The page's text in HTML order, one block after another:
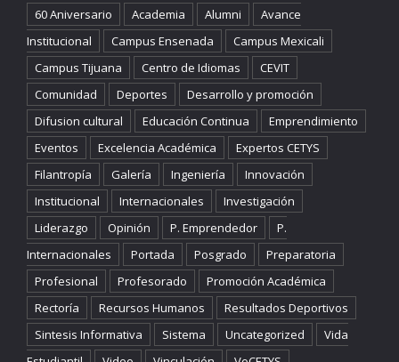
60 Aniversario Academia Alumni
Avance
Institucional
Campus Ensenada
Campus Mexicali
Campus Tijuana
Centro de Idiomas
CEVIT
Comunidad
Deportes
Desarrollo y promoción
Difusion cultural
Educación Continua
Emprendimiento
Eventos
Excelencia Académica
Expertos CETYS
Filantropía
Galería Ingeniería
Innovación
Institucional
Internacionales
Investigación
Liderazgo
Opinión P. Emprendedor
P.
Internacionales
Portada Posgrado
Preparatoria
Profesional
Profesorado
Promoción Académica
Rectoría
Recursos Humanos
Resultados Deportivos
Sintesis Informativa
Sistema Uncategorized
Vida